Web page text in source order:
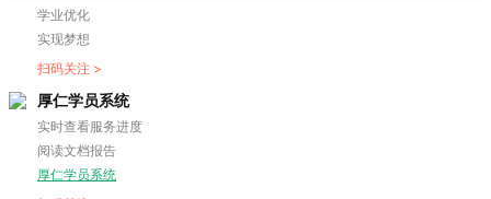
学业优化
实现梦想
扫码关注 >
厚仁学员系统
实时查看服务进度
阅读文档报告
厚仁学员系统